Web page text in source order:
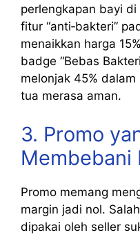
perlengkapan bayi
fitur “anti‑bakteri”
menaikkan harga
badge “Bebas
melonjak 45%
tua merasa aman.
3. Promo
Membebani
Promo memang
margin jadi nol.
dipakai oleh seller